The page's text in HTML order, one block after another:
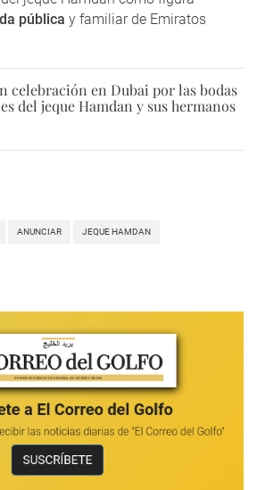
pública y familiar de Emiratos
celebración en Dubai por las bodas
del jeque Hamdan y sus hermanos
ANUNCIAR JEQUE HAMDAN